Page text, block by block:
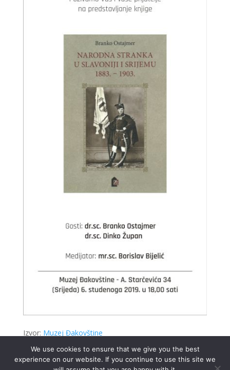
Izvor: Muzej Đakovštine
We use cookies to ensure that we give you the best
experience on our website. If you continue to use this site we